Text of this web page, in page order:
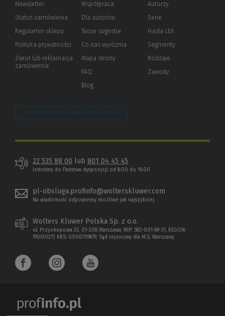
Newsletter
Status zamówienia
Regulamin sklepu
Polityka prywatności (Nowe
(Link
innej
Zwrot lub reklamacja
zamówienia
Współpraca
Dla autorów(Nowe
(Link
innej
strony)
Twoje sugestie
Co nas wyróżnia
Mapa strony
FAQ
Blog
Autorzy
Serie
Hasła LEX
Segmenty
Rodzaje
Zawody
Zarządzaj preferencjami plików cookie
22 535 88 00 lub 801 04 45 45
Jesteśmy do Państwa dyspozycji od 8:00 do 16:00
pl-obsluga.profinfo@wolterskluwer.com
Na wiadomość odpowiemy możliwe jak najszybciej.
Wolters Kluwer Polska Sp. z o.o.
ul. Przyokopowa 33, 01-208 Warszawa; NIP: 583-001-89-31, REGON:
190610277, KRS: 0000709879, Sąd rejonowy dla M.S. Warszawy